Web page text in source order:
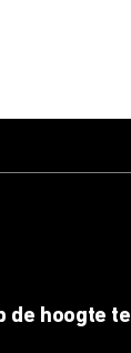
de hoogte te